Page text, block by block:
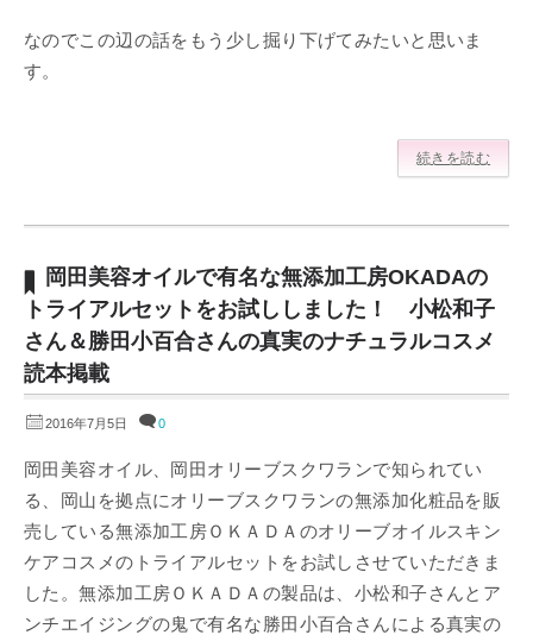
なのでこの辺の話をもう少し掘り下げてみたいと思いま
す。
続きを読む
岡田美容オイルで有名な無添加工房OKADAの
トライアルセットをお試ししました！ 小松和子
さん＆勝田小百合さんの真実のナチュラルコスメ
読本掲載
2016年7月5日 0
岡田美容オイル、岡田オリーブスクワランで知られてい
る、岡山を拠点にオリーブスクワランの無添加化粧品を販
売している無添加工房ＯＫＡＤＡのオリーブオイルスキン
ケアコスメのトライアルセットをお試しさせていただきま
した。無添加工房ＯＫＡＤＡの製品は、小松和子さんとア
ンチエイジングの鬼で有名な勝田小百合さんによる真実の